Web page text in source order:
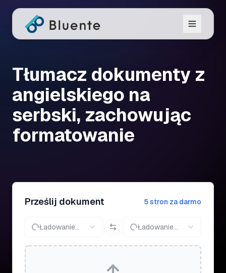
Tłumacz dokumenty z
angielskiego na
serbski, zachowując
formatowanie
Prześlij dokument 5 stron za darmo
Ładowanie... Ładowanie...